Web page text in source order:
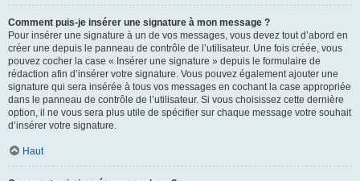
Comment puis-je insérer une signature à mon message ?
Pour insérer une signature à un de vos messages, vous devez tout d’abord en
créer une depuis le panneau de contrôle de l’utilisateur. Une fois créée, vous
pouvez cocher la case « Insérer une signature » depuis le formulaire de
rédaction afin d’insérer votre signature. Vous pouvez également ajouter une
signature qui sera insérée à tous vos messages en cochant la case appropriée
dans le panneau de contrôle de l’utilisateur. Si vous choisissez cette dernière
option, il ne vous sera plus utile de spécifier sur chaque message votre souhait
d’insérer votre signature.
Haut